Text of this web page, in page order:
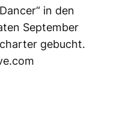
in den
September
gebucht.